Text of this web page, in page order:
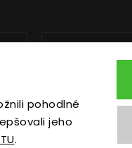
pohodlné
jeho
.